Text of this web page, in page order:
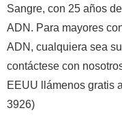
Sangre, con 25 años
ADN. Para mayores
ADN, cualquiera sea
contáctese con
EEUU llámenos gratis
3926)